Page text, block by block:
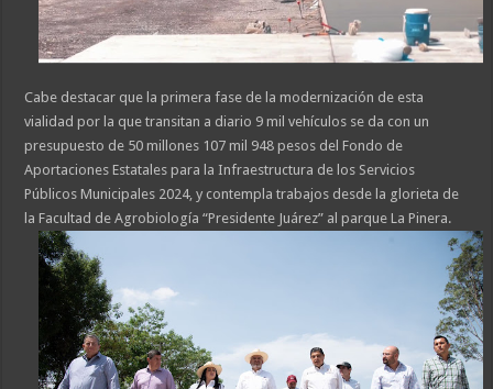
Cabe destacar que la primera fase de la modernización de esta
vialidad por la que transitan a diario 9 mil vehículos se da con un
presupuesto de 50 millones 107 mil 948 pesos del Fondo de
Aportaciones Estatales para la Infraestructura de los Servicios
Públicos Municipales 2024, y contempla trabajos desde la glorieta de
la Facultad de Agrobiología “Presidente Juárez” al parque La Pinera.